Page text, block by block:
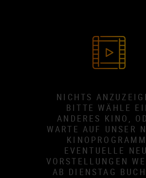
NICHTS
BITTE WÄHLE
ANDERES KINO,
WARTE AUF UNSER
KINOPROGRAMM.
EVENTUELLE
VORSTELLUNGEN
AB DIENSTAG